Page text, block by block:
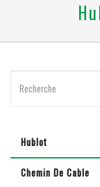
Hublot
Chemin De Cable